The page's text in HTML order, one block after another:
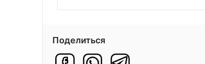
Поделиться